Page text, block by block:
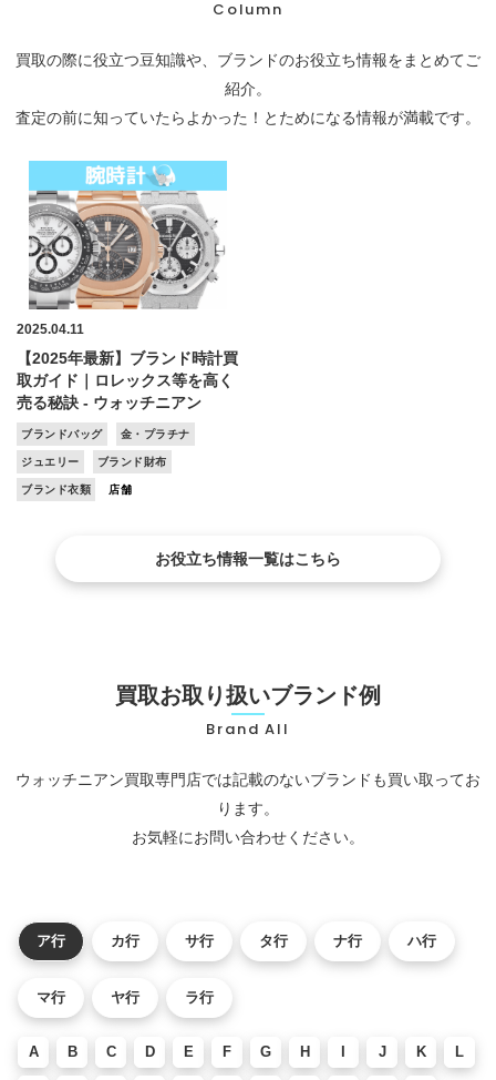
Column
買取の際に役立つ豆知識や、ブランドのお役立ち情報をまとめてご
紹介。
査定の前に知っていたらよかった！とためになる情報が満載です。
2025.04.11
【2025年最新】ブランド時計買
取ガイド｜ロレックス等を高く
売る秘訣 - ウォッチニアン
ブランドバッグ 金・プラチナ
ジュエリー ブランド財布
ブランド衣類 店舗
お役立ち情報一覧はこちら
買取お取り扱いブランド例
Brand All
ウォッチニアン買取専門店では記載のないブランドも買い取ってお
ります。
お気軽にお問い合わせください。
ア行 カ行 サ行 タ行 ナ行 ハ行
マ行 ヤ行 ラ行
A B C D E F G H J K L